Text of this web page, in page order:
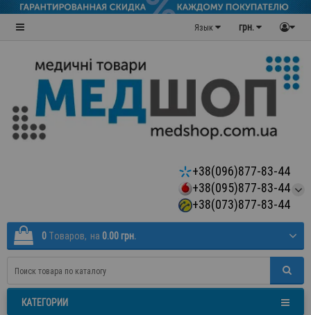
грн.
Язык
+38(096)877-83-44
+38(095)877-83-44
+38(073)877-83-44
0 Tоваров, на 0.00 грн.
КАТЕГОРИИ